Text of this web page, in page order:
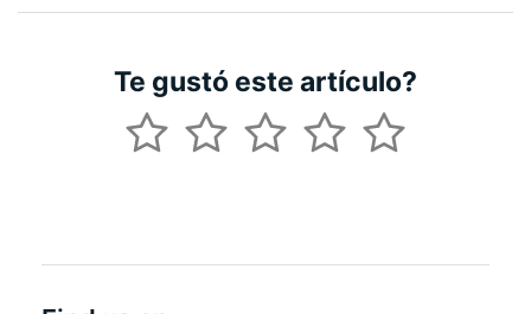
Te gustó este artículo?